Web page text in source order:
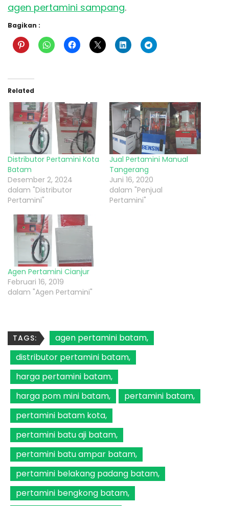
agen pertamini sampang.
Bagikan :
Related
Distributor Pertamini Kota
Batam
Desember 2, 2024
dalam "Distributor
Pertamini"
Jual Pertamini Manual
Tangerang
Juni 16, 2020
dalam "Penjual
Pertamini"
Agen Pertamini Cianjur
Februari 16, 2019
dalam "Agen Pertamini"
TAGS:
agen pertamini batam
distributor pertamini batam
harga pertamini batam
harga pom mini batam
pertamini batam
pertamini batam kota
pertamini batu aji batam
pertamini batu ampar batam
pertamini belakang padang batam
pertamini bengkong batam